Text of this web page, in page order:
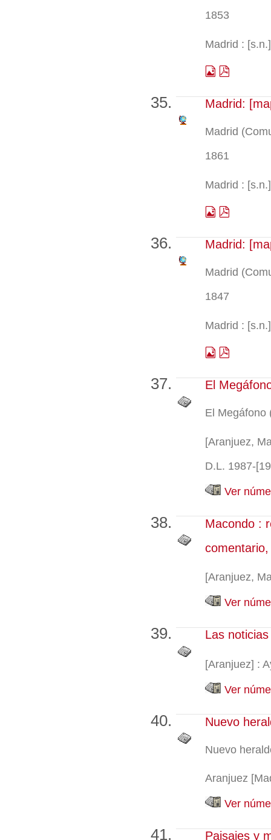
1853
Madrid :
Madrid:
Madrid
1861
Madrid :
Madrid:
Madrid
1847
Madrid :
El
El Megáfono
[Aranjuez,
D.L. 1987-
Ver
Macondo :
[Aranjuez,
Ver
Las
[Aranjuez] :
Ver
Nuevo
Nuevo
Aranjuez
Ver
Paisajes y